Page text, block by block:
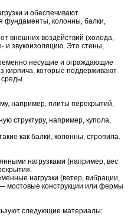
и обеспечивают
фундаменты, колонны, балки,
внешних воздействий (холода,
и звукоизоляцию. Это стены,
несущие и ограждающие
которые поддерживают
например, плиты перекрытий,
структуру, например, купола,
как балки, колонны, стропила.
нагрузками (например, вес
нагрузки (ветер, вибрации,
мостовые конструкции или фермы
следующие материалы: